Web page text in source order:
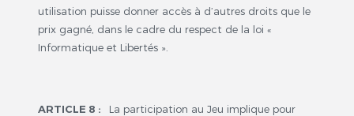
utilisation puisse donner accès à d’autres droits que le
prix gagné, dans le cadre du respect de la loi «
Informatique et Libertés ».
ARTICLE 8 :
La participation au Jeu implique pour